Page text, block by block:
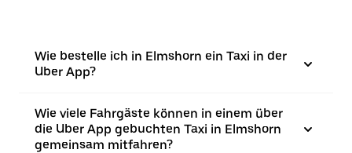
Wie bestelle ich in Elmshorn ein Taxi in der
Uber App?
Wie viele Fahrgäste können in einem über
die Uber App gebuchten Taxi in Elmshorn
gemeinsam mitfahren?